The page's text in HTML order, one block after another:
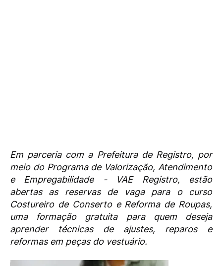
Em parceria com a Prefeitura de Registro, por
meio do Programa de Valorização, Atendimento
e Empregabilidade - VAE Registro, estão
abertas as reservas de vaga para o curso
Costureiro de Conserto e Reforma de Roupas,
uma formação gratuita para quem deseja
aprender técnicas de ajustes, reparos e
reformas em peças do vestuário.